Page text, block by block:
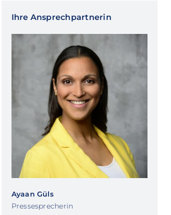
Ihre Ansprechpartnerin
Ayaan Güls
Pressesprecherin